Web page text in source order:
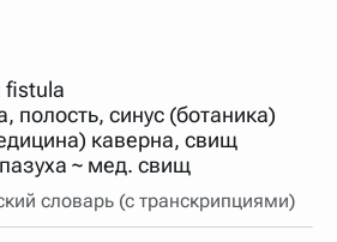
слова неизвестно (как в
букву можно заменить
звёздочкой (*), а несколько
процентом (%). В этом случае меню
не будет, а после ввода запроса
на кнопку "Найти".
существует возможность
слов в запросе. Например, если
"Пушкин поэт" и нажать
словарные статьи о поэте
fistula
полость, синус (ботаника)
каверна, свищ
~ мед. свищ
словарь (с транскрипциями)